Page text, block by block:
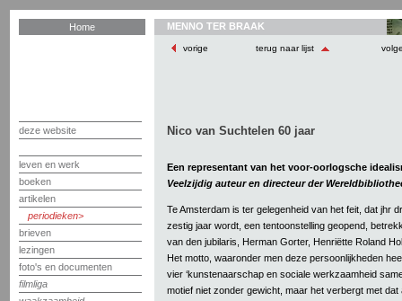
Home
deze website
leven en werk
boeken
artikelen
periodieken
brieven
lezingen
foto's en documenten
filmliga
MENNO TER BRAAK
vorige terug naar lijst
Nico van Suchtelen 60 jaar
Een representant van het voor-oorlogsche
Veelzijdig auteur en directeur der
Te Amsterdam is ter gelegenheid van het feit, dat jhr
zestig jaar wordt, een tentoonstelling geopend,
van den jubilaris, Herman Gorter, Henriëtte Roland
Het motto, waaronder men deze persoonlijkheden
vier ‘kunstenaarschap en sociale werkzaamheid
motief niet zonder gewicht, maar het verbergt met dat